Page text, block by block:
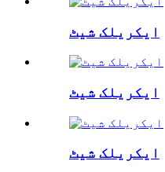
ایکریلک شیٹ
ایکریلک شیٹ
ایکریلک شیٹ